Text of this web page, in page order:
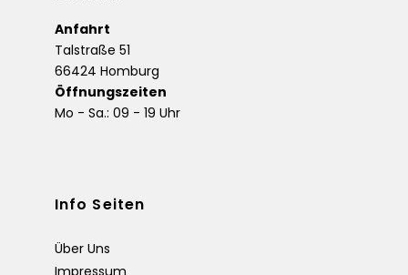
Anfahrt
Talstraße 51
66424 Homburg
Öffnungszeiten
Mo - Sa.: 09 - 19 Uhr
Info Seiten
Über Uns
Impressum